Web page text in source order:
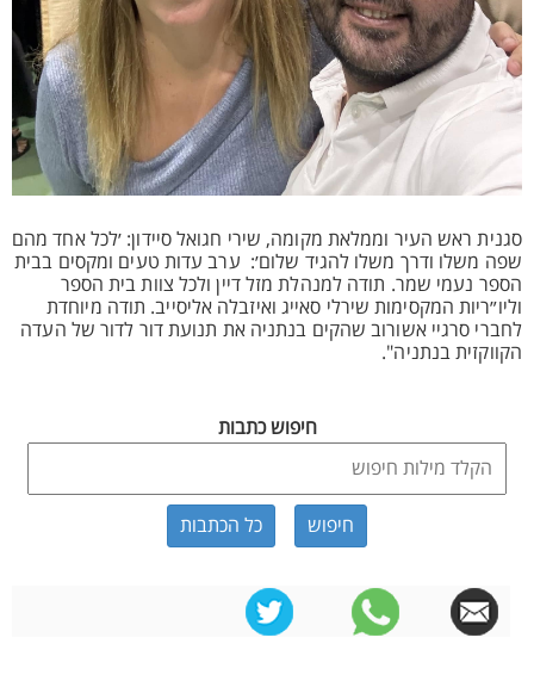
סגנית ראש העיר וממלאת מקומה, שירי חגואל סיידון: ׳לכל אחד מהם
שפה משלו ודרך משלו להגיד שלום׳: ערב עדות טעים ומקסים בבית
הספר נעמי שמר. תודה למנהלת מזל דיין ולכל צוות בית הספר
וליו״ריות המקסימות שירלי סאייג ואיזבלה אליסייב. תודה מיוחדת
לחברי סרגיי אשורוב שהקים בנתניה את תנועת דור לדור של העדה
הקווקזית בנתניה".
חיפוש כתבות
כל הכתבות